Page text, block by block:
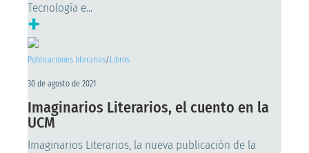
Tecnología e...
+
Publicaciones literarias/ Libros
30 de agosto de 2021
Imaginarios Literarios, el cuento en la
UCM
Imaginarios Literarios, la nueva publicación de la